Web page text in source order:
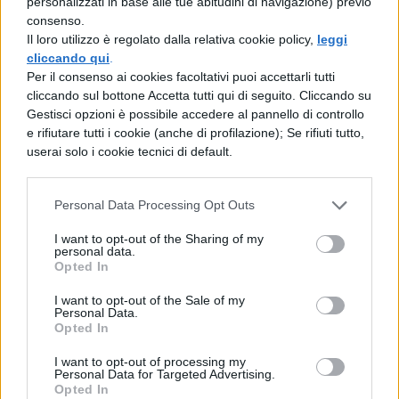
consenso.
Il loro utilizzo è regolato dalla relativa cookie policy, leggi
cliccando qui
Per il consenso ai cookies facoltativi puoi accettarli tutti
cliccando sul bottone Accetta tutti qui di seguito. Cliccando su
Gestisci opzioni è possibile accedere al pannello di controllo
e rifiutare tutti i cookie (anche di profilazione); Se rifiuti tutto,
userai solo i cookie tecnici di default.
Personal Data Processing Opt Outs
I want to opt-out of the Sharing of my
personal data.
Opted In
I want to opt-out of the Sale of my
Personal Data.
Opted In
I want to opt-out of processing my
Personal Data for Targeted Advertising.
Opted In
costantemente ai valori cristiani e la Chiesa
ispirerà la loro condotta.
Gli insegnamenti ricevuti nelle corti
riguardano sia gli esercizi indispensabili a
cavalcare, combattere e giostrare sia
un’educazione cortese, ispirata al servizio,
alle buone maniere, alla gentilezza e ai
codici d’onore impartita attraverso la
partecipazione ai cerimoniali di corte.
Fin da bambino il futuro cavaliere verrà
sottratto alle cure della famiglia e
indirizzato presso un’ altra corte o castello.
momento di questa formazione, il futuro